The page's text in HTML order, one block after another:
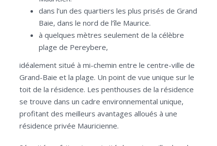
dans l’un des quartiers les plus prisés de Grand
Baie, dans le nord de l’île Maurice.
à quelques mètres seulement de la célèbre
plage de Pereybere,
idéalement situé à mi-chemin entre le centre-ville de
Grand-Baie et la plage. Un point de vue unique sur le
toit de la résidence. Les penthouses de la résidence
se trouve dans un cadre environnemental unique,
profitant des meilleurs avantages alloués à une
résidence privée Mauricienne.